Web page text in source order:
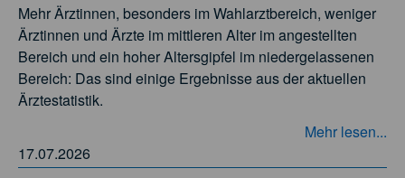
Mehr Ärztinnen, besonders im Wahlarztbereich, weniger
Ärztinnen und Ärzte im mittleren Alter im angestellten
Bereich und ein hoher Altersgipfel im niedergelassenen
Bereich: Das sind einige Ergebnisse aus der aktuellen
Ärztestatistik.
Mehr lesen...
17.07.2026